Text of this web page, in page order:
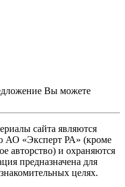
Вы можете
сайта являются
АО «Эксперт РА» (кроме
авторство) и охраняются
предназначена для
целях.